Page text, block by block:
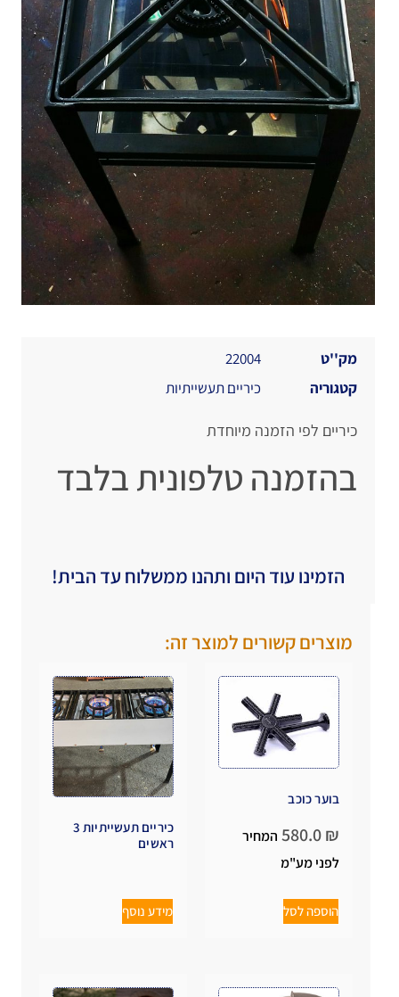
מק''ט
22004
קטגוריה
כיריים תעשייתיות
כיריים לפי הזמנה מיוחדת
בהזמנה טלפונית בלבד
הזמינו עוד היום ותהנו ממשלוח עד הבית!
מוצרים קשורים למוצר זה:
בוער כוכב
₪
המחיר
לפני מע"מ
הוספה לסל
כיריים תעשייתיות 3
ראשים
מידע נוסף